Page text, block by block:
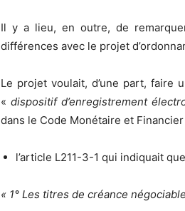
Il y a lieu, en outre, de
différences avec le projet
Le projet voulait, d’une part, faire
« dispositif d’enregistrement
dans le Code Monétaire et Financier
l’article L211-3-1 qui indiquait
« 1° Les titres de créance